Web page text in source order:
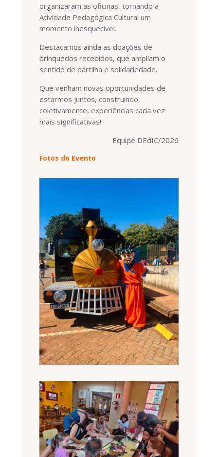
organizaram as oficinas, tornando a
Atividade Pedagógica Cultural um
momento inesquecível.
Destacamos ainda as doações de
brinquedos recebidos, que ampliam o
sentido de partilha e solidariedade.
Que venham novas oportunidades de
estarmos juntos, construindo,
coletivamente, experiências cada vez
mais significativas!
Equipe DEdIC/2026
Fotos do Evento